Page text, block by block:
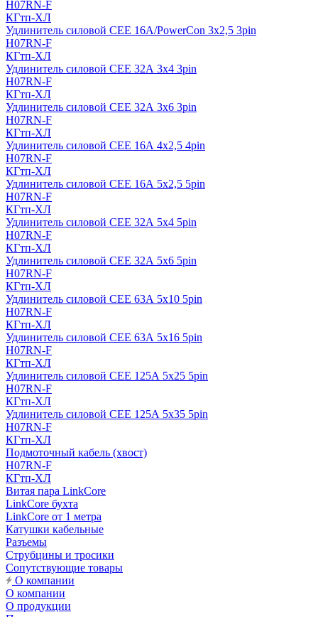
H07RN-F
КГтп-ХЛ
Удлинитель силовой CEE 16A/PowerCon 3х2,5 3pin
H07RN-F
КГтп-ХЛ
Удлинитель силовой CEE 32А 3х4 3pin
H07RN-F
КГтп-ХЛ
Удлинитель силовой CEE 32А 3х6 3pin
H07RN-F
КГтп-ХЛ
Удлинитель силовой CEE 16А 4х2,5 4pin
H07RN-F
КГтп-ХЛ
Удлинитель силовой CEE 16А 5x2,5 5pin
H07RN-F
КГтп-ХЛ
Удлинитель силовой CEE 32А 5x4 5pin
H07RN-F
КГтп-ХЛ
Удлинитель силовой CEE 32А 5x6 5pin
H07RN-F
КГтп-ХЛ
Удлинитель силовой CEE 63А 5x10 5pin
H07RN-F
КГтп-ХЛ
Удлинитель силовой CEE 63А 5x16 5pin
H07RN-F
КГтп-ХЛ
Удлинитель силовой CEE 125А 5x25 5pin
H07RN-F
КГтп-ХЛ
Удлинитель силовой CEE 125А 5x35 5pin
H07RN-F
КГтп-ХЛ
Подмоточный кабель (хвост)
H07RN-F
КГтп-ХЛ
Витая пара LinkCore
LinkCore бухта
LinkCore от 1 метра
Катушки кабельные
Разъемы
Струбцины и тросики
Сопутствующие товары
О компании
О компании
О продукции